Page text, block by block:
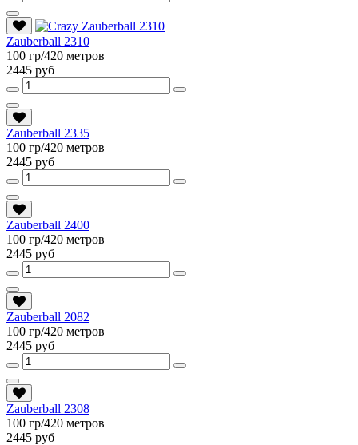
Zauberball 2310
100 гр/420 метров
2445 руб
Zauberball 2335
100 гр/420 метров
2445 руб
Zauberball 2400
100 гр/420 метров
2445 руб
Zauberball 2082
100 гр/420 метров
2445 руб
Zauberball 2308
100 гр/420 метров
2445 руб